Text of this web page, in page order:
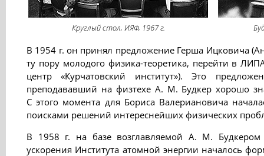
Круглый стол, ИЯФ, 1967 г.
В 1954 г. он принял предложение Герша Ицковича
ту пору молодого физика-теоретика, перейти в
центр «Курчатовский институт»). Это
преподававший на физтехе А. М. Будкер хорошо
С этого момента для Бориса Валериановича
поисками решений интереснейших физических
В 1958 г. на базе возглавляемой А. М.
ускорения Института атомной энергии началось